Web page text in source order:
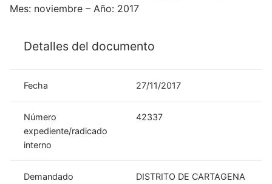
Mes: noviembre – Año: 2017
Detalles del documento
Fecha 27/11/2017
Número
expediente/radicado
interno
42337
Demandado
DISTRITO DE CARTAGENA